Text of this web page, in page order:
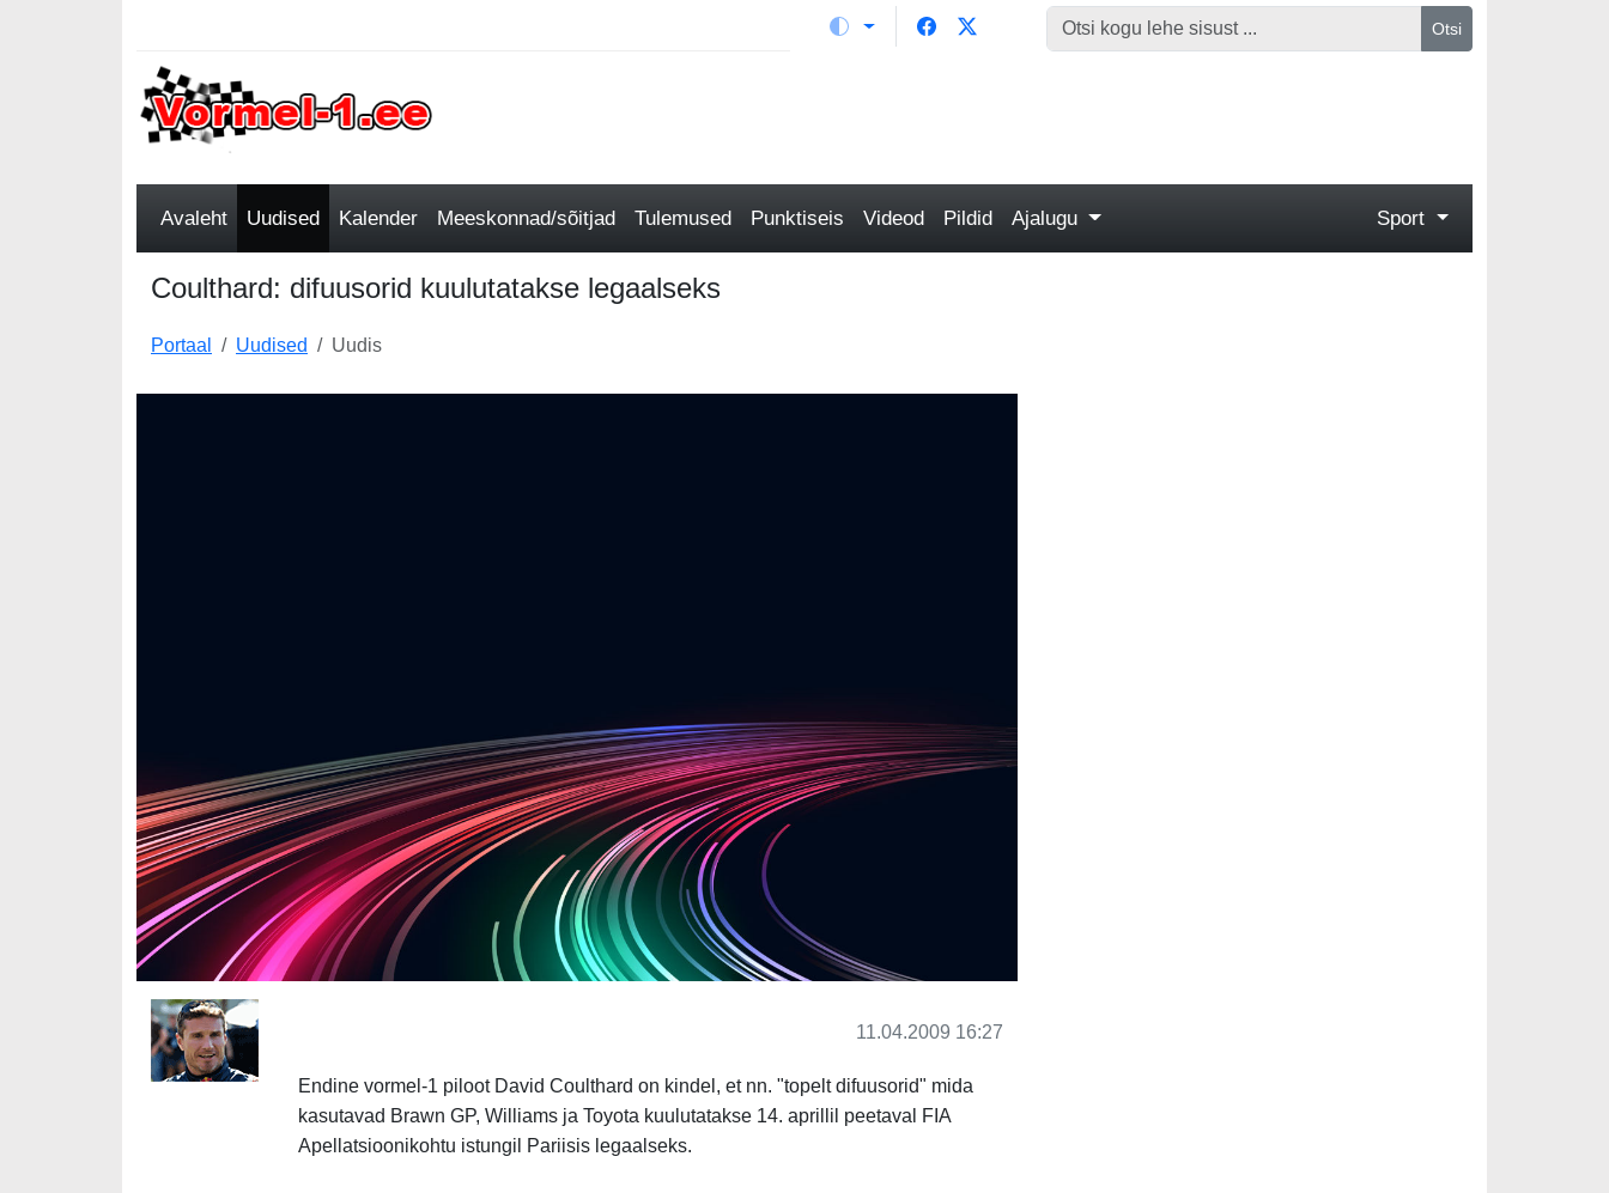
Otsi
Avaleht Uudised Kalender Meeskonnad/sõitjad Tulemused Punktiseis Videod Pildid Ajalugu Sport
Coulthard: difuusorid kuulutatakse legaalseks
Portaal Uudised Uudis
11.04.2009 16:27
Endine vormel-1 piloot David Coulthard on kindel, et nn. "topelt difuusorid" mida
kasutavad Brawn GP, Williams ja Toyota kuulutatakse 14. aprillil peetaval FIA
Apellatsioonikohtu istungil Pariisis legaalseks.